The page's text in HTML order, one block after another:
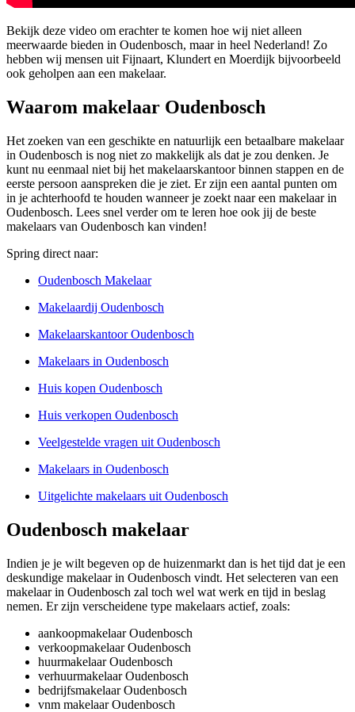
Bekijk deze video om erachter te komen hoe wij niet alleen
meerwaarde bieden in Oudenbosch, maar in heel Nederland! Zo
hebben wij mensen uit Fijnaart, Klundert en Moerdijk bijvoorbeeld
ook geholpen aan een makelaar.
Waarom makelaar Oudenbosch
Het zoeken van een geschikte en natuurlijk een betaalbare makelaar
in Oudenbosch is nog niet zo makkelijk als dat je zou denken. Je
kunt nu eenmaal niet bij het makelaarskantoor binnen stappen en de
eerste persoon aanspreken die je ziet. Er zijn een aantal punten om
in je achterhoofd te houden wanneer je zoekt naar een makelaar in
Oudenbosch. Lees snel verder om te leren hoe ook jij de beste
makelaars van Oudenbosch kan vinden!
Spring direct naar:
Oudenbosch Makelaar
Makelaardij Oudenbosch
Makelaarskantoor Oudenbosch
Makelaars in Oudenbosch
Huis kopen Oudenbosch
Huis verkopen Oudenbosch
Veelgestelde vragen uit Oudenbosch
Makelaars in Oudenbosch
Uitgelichte makelaars uit Oudenbosch
Oudenbosch makelaar
Indien je je wilt begeven op de huizenmarkt dan is het tijd dat je een
deskundige makelaar in Oudenbosch vindt. Het selecteren van een
makelaar in Oudenbosch zal toch wel wat werk en tijd in beslag
nemen. Er zijn verscheidene type makelaars actief, zoals:
aankoopmakelaar Oudenbosch
verkoopmakelaar Oudenbosch
huurmakelaar Oudenbosch
verhuurmakelaar Oudenbosch
bedrijfsmakelaar Oudenbosch
vnm makelaar Oudenbosch